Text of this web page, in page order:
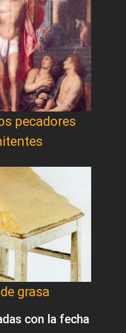
pecadores
grasa
con la fecha